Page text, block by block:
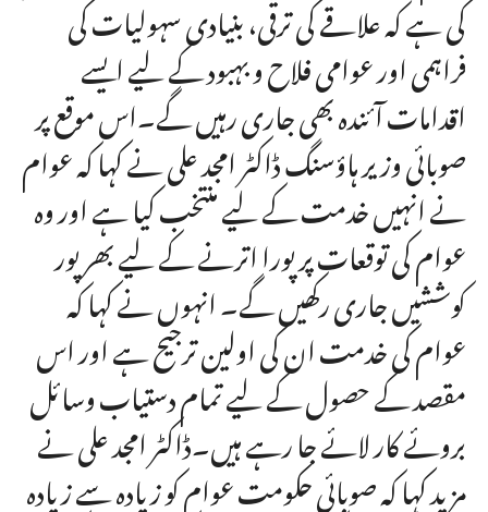
کی ہے کہ علاقے کی ترقی، بنیادی سہولیات کی
فراہمی اور عوامی فلاح و بہبود کے لیے ایسے
اقدامات آئندہ بھی جاری رہیں گے۔اس موقع پر
صوبائی وزیر ہاؤسنگ ڈاکٹر امجد علی نے کہا کہ عوام
نے انہیں خدمت کے لیے منتخب کیا ہے اور وہ
عوام کی توقعات پر پورا اترنے کے لیے بھرپور
کوششیں جاری رکھیں گے۔ انہوں نے کہا کہ
عوام کی خدمت ان کی اولین ترجیح ہے اور اس
مقصد کے حصول کے لیے تمام دستیاب وسائل
بروئے کار لائے جا رہے ہیں۔ڈاکٹر امجد علی نے
مزید کہا کہ صوبائی حکومت عوام کو زیادہ سے زیادہ